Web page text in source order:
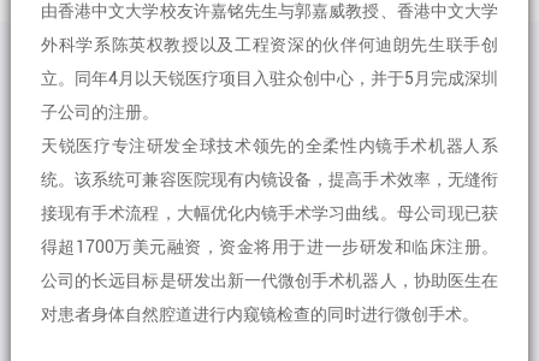
由香港中文大学校友许嘉铭先生与郭嘉威教授、香港中文大学
外科学系陈英权教授以及工程资深的伙伴何迪朗先生联手创
立。同年4月以天锐医疗项目入驻众创中心，并于5月完成深圳
子公司的注册。
天锐医疗专注研发全球技术领先的全柔性内镜手术机器人系
统。该系统可兼容医院现有内镜设备，提高手术效率，无缝衔
接现有手术流程，大幅优化内镜手术学习曲线。母公司现已获
得超1700万美元融资，资金将用于进一步研发和临床注册。
公司的长远目标是研发出新一代微创手术机器人，协助医生在
对患者身体自然腔道进行内窥镜检查的同时进行微创手术。